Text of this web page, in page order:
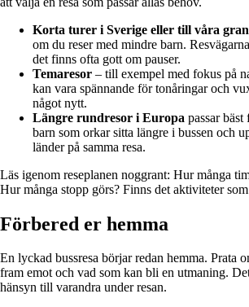
Korta turer i Sverige eller till våra
om du reser med mindre barn.
det finns ofta gott om pauser.
Temaresor – till exempel med fokus på
kan vara spännande för tonåringar och
något nytt.
Längre rundresor i Europa passar
barn som orkar sitta längre i bussen och
länder på samma resa.
Läs igenom reseplanen noggrant: Hur många
Hur många stopp görs? Finns det aktiviteter
Förbered er hemma
En lyckad bussresa börjar redan hemma. Prata
fram emot och vad som kan bli en utmaning.
hänsyn till varandra under resan.